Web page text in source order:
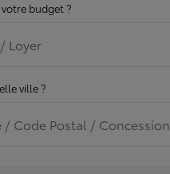
budget ?
Loyer
ville ?
/ Code Postal / Concession